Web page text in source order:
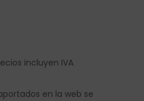
incluyen IVA
en la web se